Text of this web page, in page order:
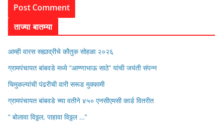
ताज्या बातम्या
आम्ही वारस सह्याद्रीचे कौतुक सोहळा २०२६
ग्रामपंचायत बांबवडे मध्ये “आण्णाभाऊ साठे” यांची जयंती संपन्न
चिमुकल्यांची पंढरीची वारी सरूड मुक्कामी
ग्रामपंचायत बांबवडे च्या वतीने ४५० एनसीएमसी कार्ड वितरीत
“ बोलावा विठ्ठल, पाहावा विठ्ठल …”